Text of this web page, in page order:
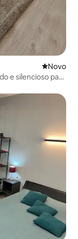
Novo
Novo
e silencioso para